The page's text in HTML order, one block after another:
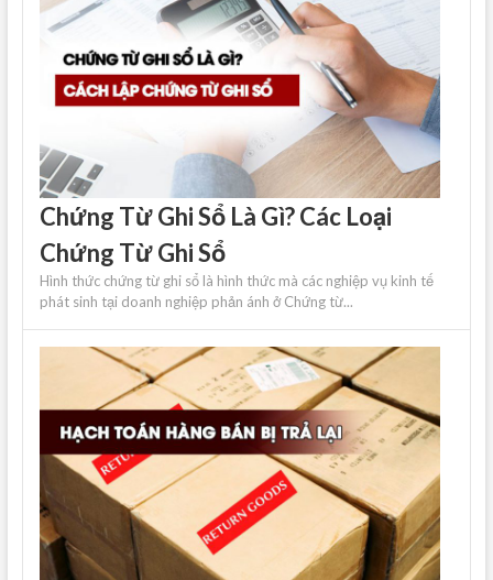
Chứng Từ Ghi Sổ Là Gì? Các Loại
Chứng Từ Ghi Sổ
Hình thức chứng từ ghi sổ là hình thức mà các nghiệp vụ kinh tế
phát sinh tại doanh nghiệp phản ánh ở Chứng từ...